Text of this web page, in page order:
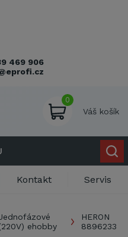
469 906
0
Váš košík
Kontakt Servis
ehobby
HERON
8896233